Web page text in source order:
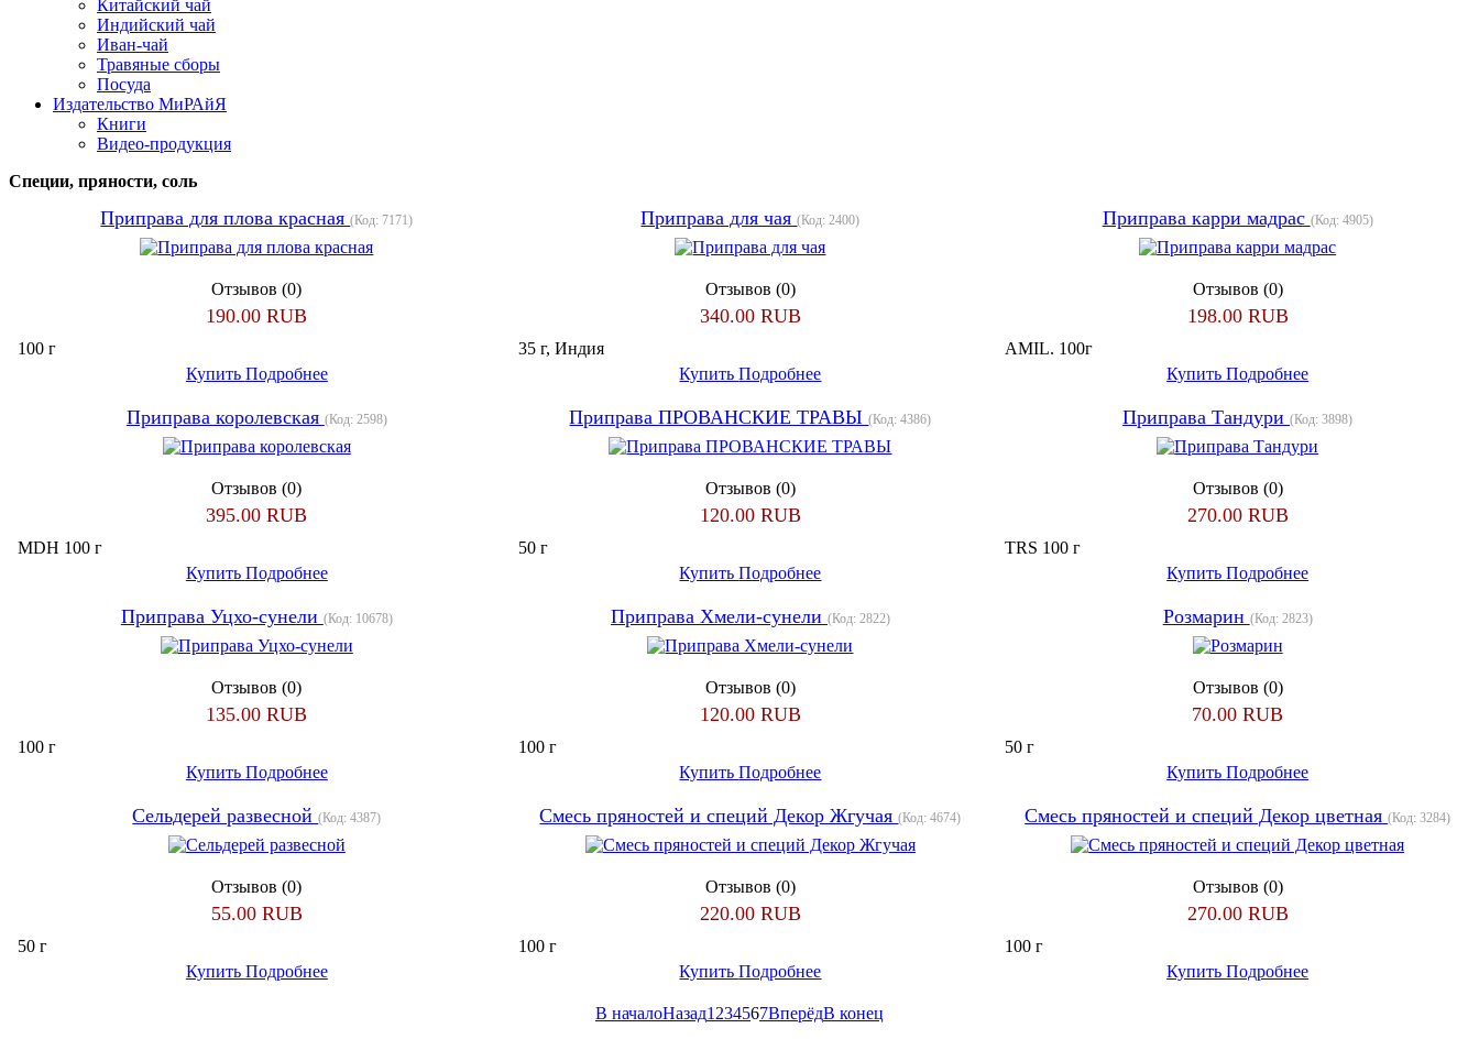
Китайский чай
Индийский чай
Иван-чай
Травяные сборы
Посуда
Издательство МиРАйЯ
Книги
Видео-продукция
Специи, пряности, соль
Приправа для плова красная(Код: 7171)
Отзывов (0)
190.00 RUB
100 г
Купить Подробнее
Приправа для чая(Код: 2400)
Отзывов (0)
340.00 RUB
35 г, Индия
КупитьПодробнее
Приправа карри мадрас (Код: 4905)
Отзывов (0)
198.00 RUB
AMIL. 100г
КупитьПодробнее
Приправа королевская (Код: 2598)
Отзывов (0)
395.00 RUB
MDH 100 г
Купить Подробнее
Приправа ПРОВАНСКИЕ ТРАВЫ(Код:4386)
Отзывов (0)
120.00 RUB
50 г
КупитьПодробнее
Приправа Тандури(Код:3898)
Отзывов (0)
270.00 RUB
TRS 100 г
КупитьПодробнее
Приправа Уцхо-сунели (Код: 10678)
Отзывов (0)
135.00 RUB
100 г
Купить Подробнее
Приправа Хмели-сунели (Код: 2822)
Отзывов (0)
120.00 RUB
100 г
КупитьПодробнее
Розмарин (Код: 2823)
Отзывов (0)
70.00 RUB
50 г
КупитьПодробнее
Сельдерей развесной(Код:4387)
Отзывов (0)
55.00 RUB
50 г
Купить Подробнее
Смесь пряностей и специй Декор Жгучая(Код:4674)
Отзывов (0)
220.00 RUB
100 г
КупитьПодробнее
Смесь пряностей и специй Декор цветная(Код:3284)
Отзывов (0)
270.00 RUB
100 г
КупитьПодробнее
В началоНазад1 234567ВперёдВ конец